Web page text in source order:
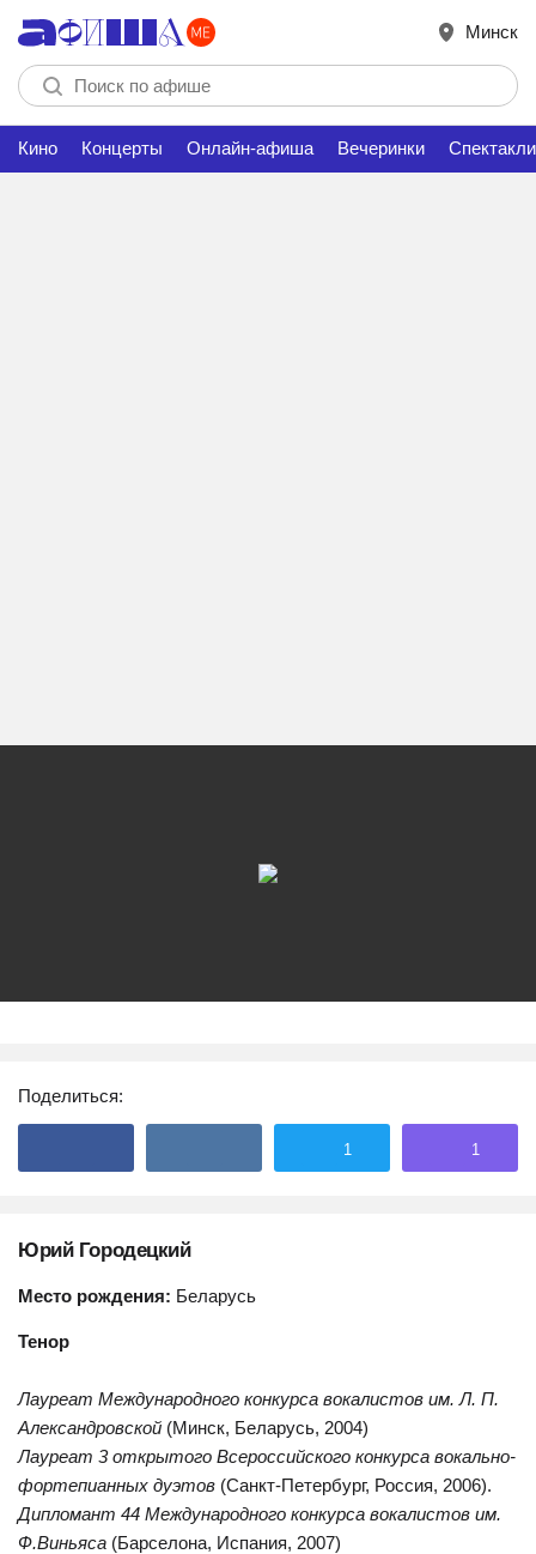
Минск
Кино Концерты Онлайн-афиша Вечеринки Спектакли
Поделиться:
1 1
Юрий Городецкий
Место рождения: Беларусь
Тенор
Лауреат Международного конкурса вокалистов им. Л. П.
Александровской (Минск, Беларусь, 2004)
Лауреат 3 открытого Всероссийского конкурса вокально-
фортепианных дуэтов (Санкт-Петербург, Россия, 2006).
Дипломант 44 Международного конкурса вокалистов им.
Ф.Виньяса (Барселона, Испания, 2007)